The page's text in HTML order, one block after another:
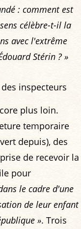
: comment est
célèbre-t-il la
avec l'extrême
Stérin ? »
inspecteurs
plus loin.
temporaire
depuis), des
de recevoir la
pour
le cadre d'une
de leur enfant
». Trois